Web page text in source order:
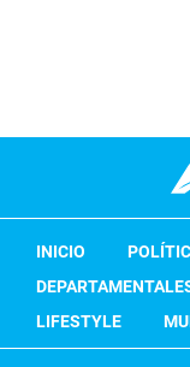
INICIO
LIFESTYLE